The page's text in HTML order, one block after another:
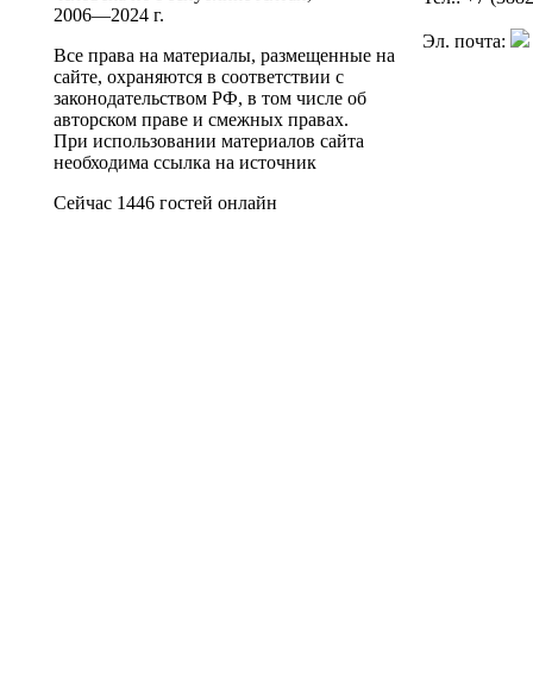
2006—2024 г.
Все права на материалы, размещенные на
сайте, охраняются в соответствии с
законодательством РФ, в том числе об
авторском праве и смежных правах.
При использовании материалов сайта
необходима ссылка на источник
Сейчас 1446 гостей онлайн
Эл. почта: